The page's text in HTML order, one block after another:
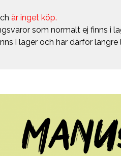
är inget köp.
som normalt ej finns i
i lager och har därför längre